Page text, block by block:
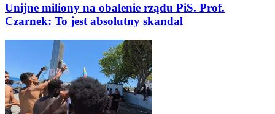
Unijne miliony na obalenie rządu PiS. Prof.
Czarnek: To jest absolutny skandal